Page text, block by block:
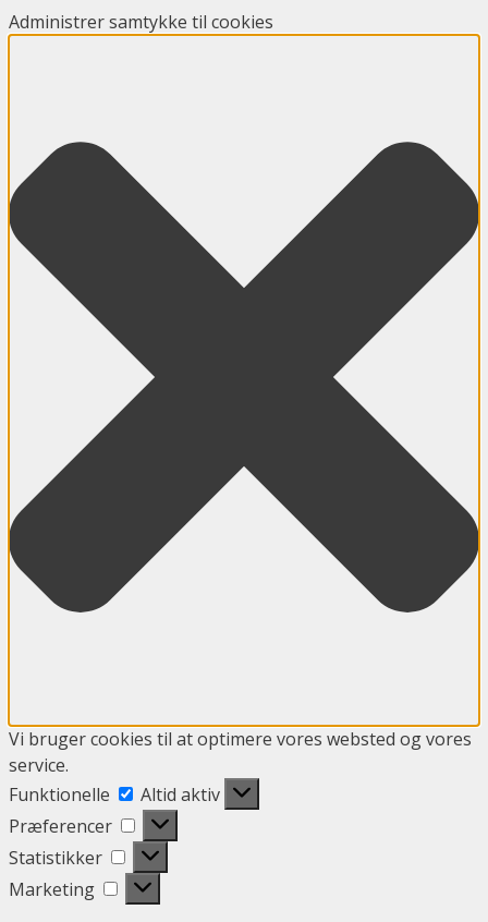
Administrer samtykke til cookies
Vi bruger cookies til at optimere vores websted og vores
service.
Funktionelle
Funktionelle
Altid aktiv
Præferencer
Præferencer
Statistikker
Statistikker
Marketing
Marketing